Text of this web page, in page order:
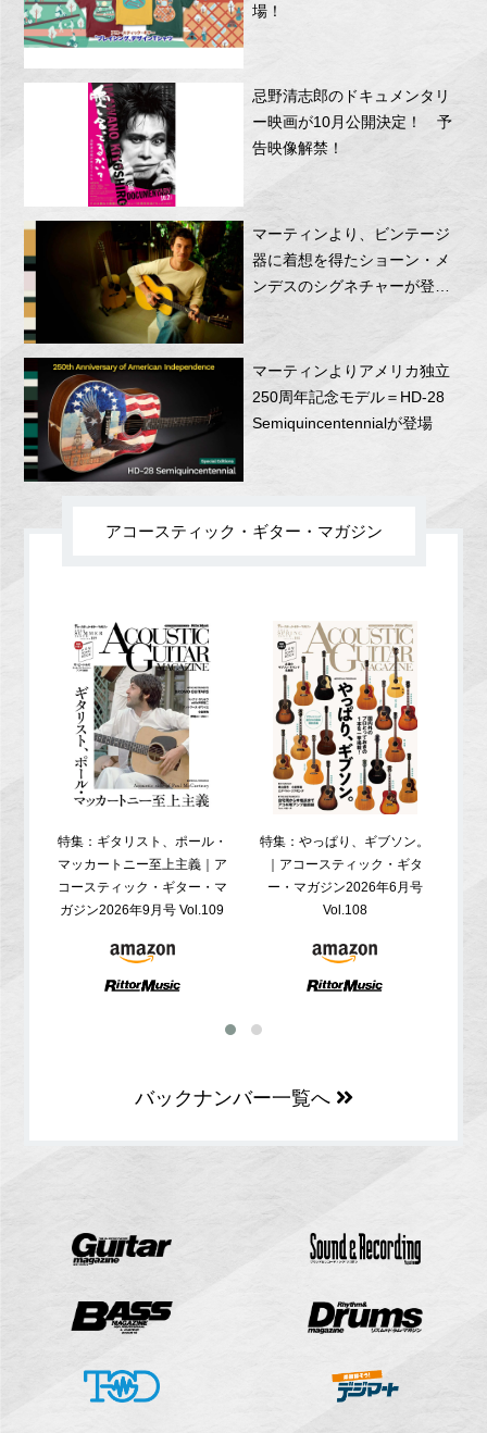
場！
忌野清志郎のドキュメンタリ
ー映画が10月公開決定！ 予
告映像解禁！
マーティンより、ビンテージ
器に着想を得たショーン・メ
ンデスのシグネチャーが登
マーティンよりアメリカ独立
250周年記念モデル＝HD-28
Semiquincentennialが登場
アコースティック・ギター・マガジン
特集：ギタリスト、ポール・
マッカートニー至上主義｜ア
コースティック・ギター・マ
ガジン2026年9月号 Vol.109
特集：やっぱり、ギブソン。
｜アコースティック・ギタ
ー・マガジン2026年6月号
Vol.108
バックナンバー一覧へ